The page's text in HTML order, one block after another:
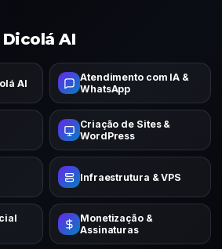
AI
AI
Atendimento com IA &
WhatsApp
Criação de Sites &
WordPress
Infraestrutura & VPS
Monetização &
Assinaturas